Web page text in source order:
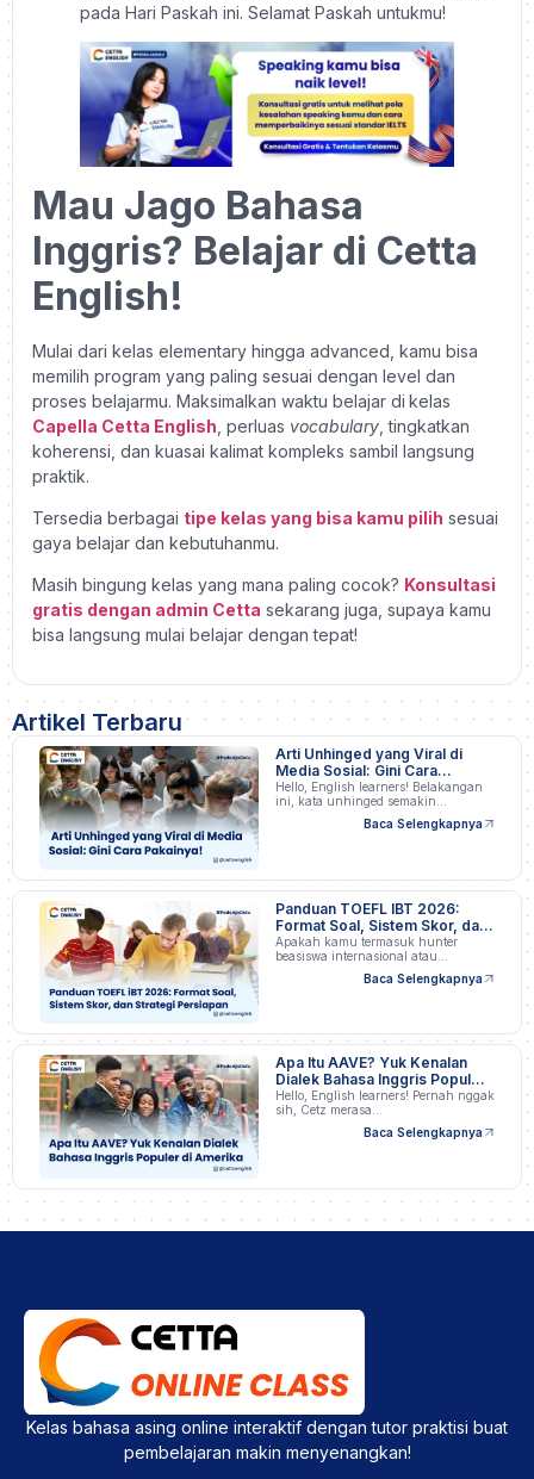
pada Hari Paskah ini. Selamat Paskah untukmu!
Mau Jago Bahasa
Inggris? Belajar di Cetta
English!
Mulai dari kelas elementary hingga advanced, kamu bisa
memilih program yang paling sesuai dengan level dan
proses belajarmu. Maksimalkan waktu belajar di kelas
Capella Cetta English , perluas vocabulary , tingkatkan
koherensi, dan kuasai kalimat kompleks sambil langsung
praktik.
Tersedia berbagai tipe kelas yang bisa kamu pilih sesuai
gaya belajar dan kebutuhanmu.
Masih bingung kelas yang mana paling cocok? Konsultasi
gratis dengan admin Cetta sekarang juga, supaya kamu
bisa langsung mulai belajar dengan tepat!
Artikel Terbaru
Arti Unhinged yang Viral di
Media Sosial: Gini Cara
Pakainya!
Hello, English learners! Belakangan
ini, kata unhinged semakin…
Baca Selengkapnya
Panduan TOEFL IBT 2026:
Format Soal, Sistem Skor, dan
Strategi Persiapan
Apakah kamu termasuk hunter
beasiswa internasional atau
Baca Selengkapnya
Apa Itu AAVE? Yuk Kenalan
Dialek Bahasa Inggris Populer
di Amerika
Hello, English learners! Pernah nggak
sih, Cetz merasa…
Baca Selengkapnya
Kelas bahasa asing online interaktif dengan tutor praktisi buat
pembelajaran makin menyenangkan!